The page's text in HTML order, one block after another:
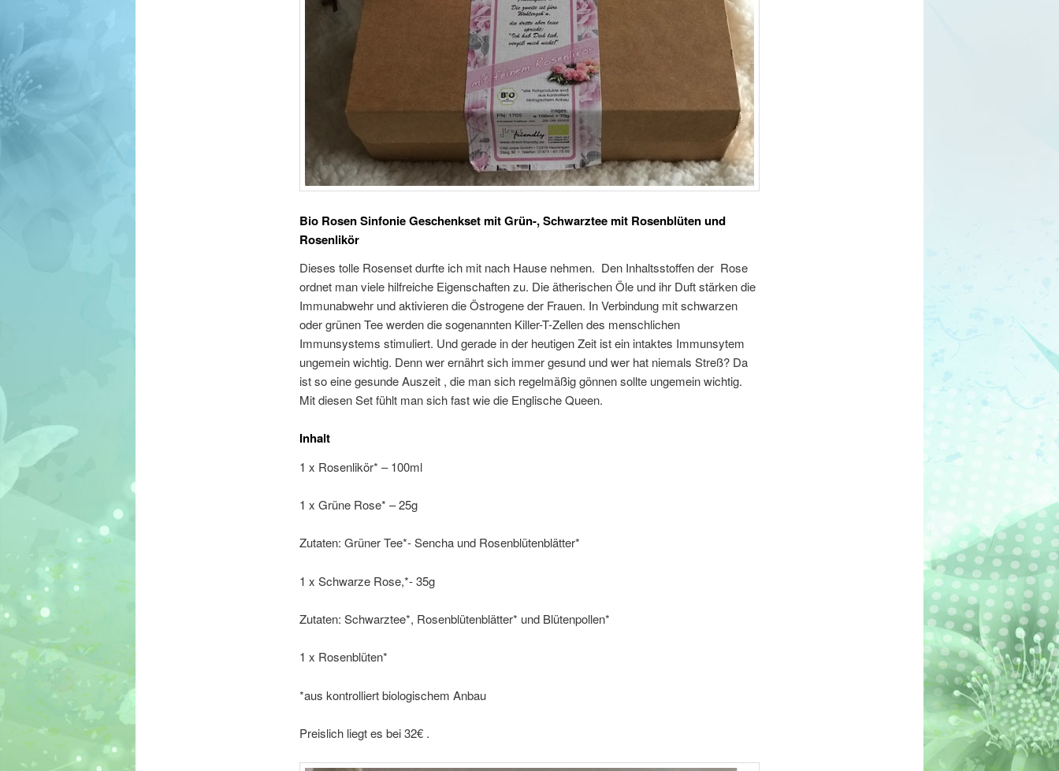
Bio Rosen Sinfonie Geschenkset mit Grün-, Schwarztee mit Rosenblüten und
Rosenlikör
Dieses tolle Rosenset durfte ich mit nach Hause nehmen. Den Inhaltsstoffen der Rose
ordnet man viele hilfreiche Eigenschaften zu. Die ätherischen Öle und ihr Duft stärken die
Immunabwehr und aktivieren die Östrogene der Frauen. In Verbindung mit schwarzen
oder grünen Tee werden die sogenannten Killer-T-Zellen des menschlichen
Immunsystems stimuliert. Und gerade in der heutigen Zeit ist ein intaktes Immunsytem
ungemein wichtig. Denn wer ernährt sich immer gesund und wer hat niemals Streß? Da
ist so eine gesunde Auszeit , die man sich regelmäßig gönnen sollte ungemein wichtig.
Mit diesen Set fühlt man sich fast wie die Englische Queen.
Inhalt
1 x Rosenlikör* – 100ml
1 x Grüne Rose* – 25g
Zutaten: Grüner Tee*- Sencha und Rosenblütenblätter*
1 x Schwarze Rose,*- 35g
Zutaten: Schwarztee*, Rosenblütenblätter* und Blütenpollen*
1 x Rosenblüten*
*aus kontrolliert biologischem Anbau
Preislich liegt es bei 32€ .